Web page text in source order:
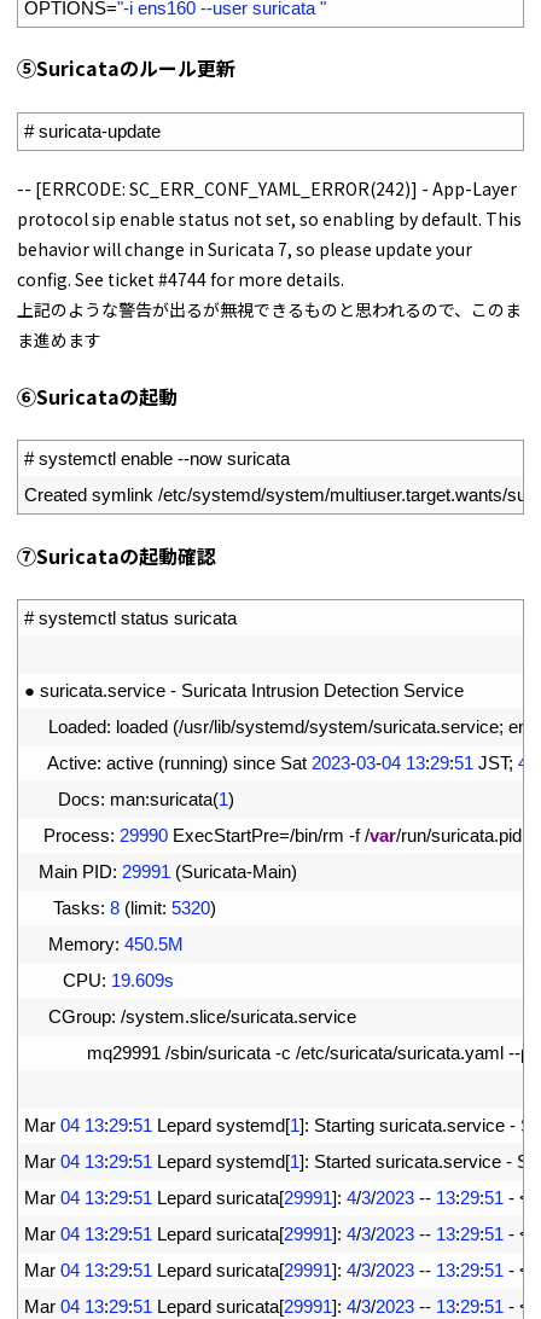
OPTIONS="-i ens160 --user suricata "
⑤Suricataのルール更新
# suricata-update
-- [ERRCODE: SC_ERR_CONF_YAML_ERROR(242)] - App-Layer
protocol sip enable status not set, so enabling by default. This
behavior will change in Suricata 7, so please update your
config. See ticket #4744 for more details.
上記のような警告が出るが無視できるものと思われるので、このま
ま進めます
⑥Suricataの起動
# systemctl enable --now suricata
Created symlink /etc/systemd/system/multiuser.target.wants/
⑦Suricataの起動確認
# systemctl status suricata
● suricata.service - Suricata Intrusion Detection Service
Loaded: loaded (/usr/lib/systemd/system/suricata.service;
Active: active (running) since Sat 2023-03-04 13:29:51 JST;
Docs: man:suricata(1)
Process: 29990 ExecStartPre=/bin/rm -f /var/run/suricata.pid
Main PID: 29991 (Suricata-Main)
Tasks: 8 (limit: 5320)
Memory: 450.5M
CPU: 19.609s
CGroup: /system.slice/suricata.service
mq29991 /sbin/suricata -c /etc/suricata/suricata.yaml --
Mar 04 13:29:51 Lepard systemd[1]: Starting suricata.service -
Mar 04 13:29:51 Lepard systemd[1]: Started suricata.service -
Mar 04 13:29:51 Lepard suricata[29991]: 4/3/2023 -- 13:29:51 - <
Mar 04 13:29:51 Lepard suricata[29991]: 4/3/2023 -- 13:29:51 - <
Mar 04 13:29:51 Lepard suricata[29991]: 4/3/2023 -- 13:29:51 - <
Mar 04 13:29:51 Lepard suricata[29991]: 4/3/2023 -- 13:29:51 - <